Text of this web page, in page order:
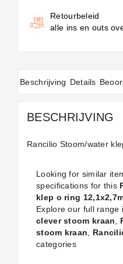
Retourbeleid
alle ins en outs
Beschrijving Details
BESCHRIJVING
Rancilio Stoom/water
Looking for similar
specifications for this
klep o ring
Explore our full range
clever stoom kraan
stoom kraan
categories